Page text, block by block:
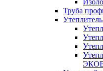
Труба
Утеплитель